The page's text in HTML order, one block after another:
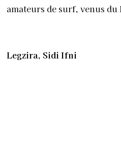
amateurs de surf, venus
Legzira, Sidi Ifni